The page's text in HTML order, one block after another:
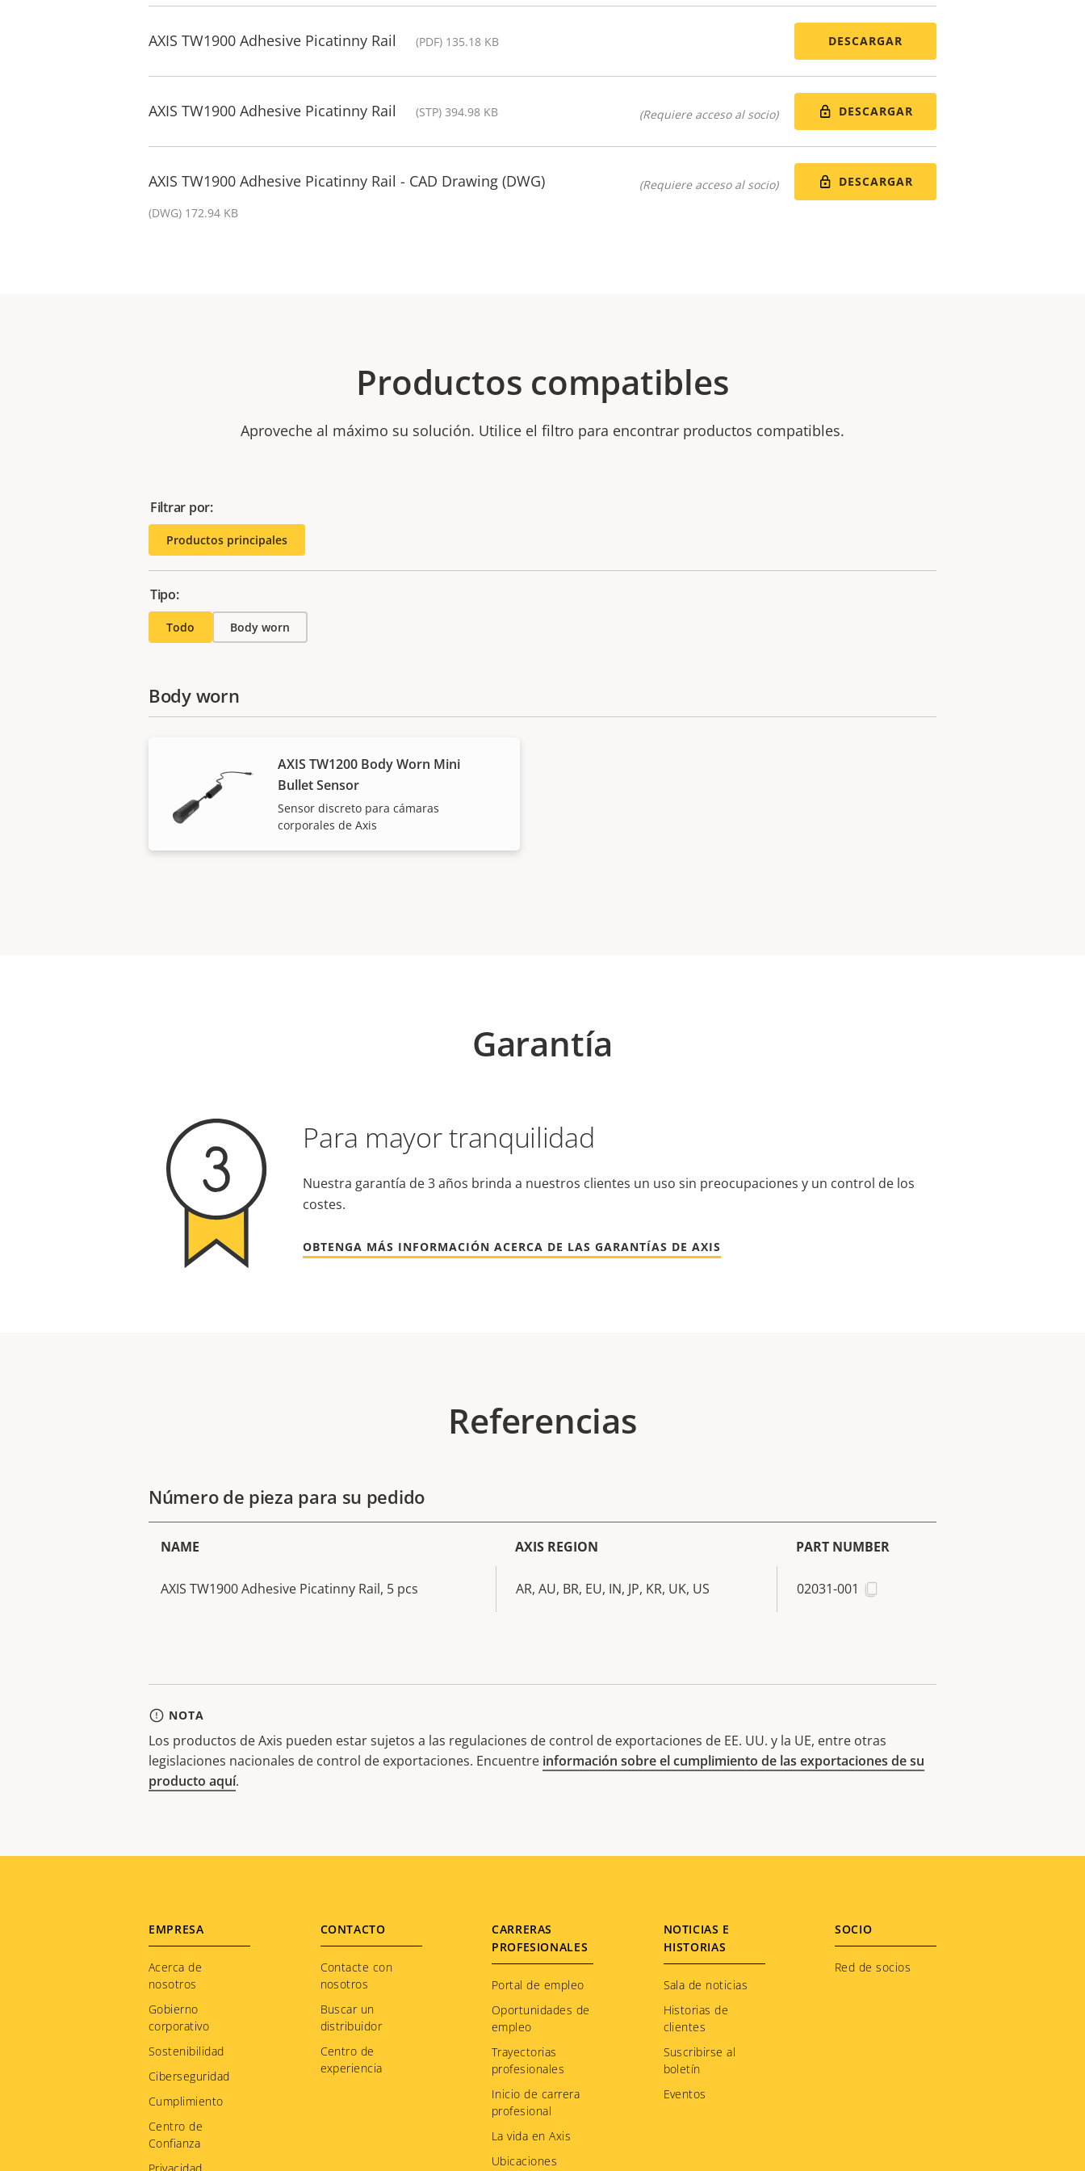
AXIS TW1900 Adhesive Picatinny Rail (PDF) 135.18 KB DESCARGAR
AXIS TW1900 Adhesive Picatinny Rail (STP) 394.98 KB (Requiere acceso al socio) DESCARGAR
AXIS TW1900 Adhesive Picatinny Rail - CAD Drawing (DWG)
(DWG) 172.94 KB
(Requiere acceso al socio) DESCARGAR
Productos compatibles
Aproveche al máximo su solución. Utilice el filtro para encontrar productos compatibles.
Filtrar por:
Productos principales
Tipo:
Todo Body worn
Body worn
AXIS TW1200 Body Worn Mini
Bullet Sensor
Sensor discreto para cámaras
corporales de Axis
Garantía
Para mayor tranquilidad
Nuestra garantía de 3 años brinda a nuestros clientes un uso sin preocupaciones y un control de los
costes.
OBTENGA MÁS INFORMACIÓN ACERCA DE LAS GARANTÍAS DE AXIS
Referencias
Número de pieza para su pedido
NAME AXIS REGION PART NUMBER
AXIS TW1900 Adhesive Picatinny Rail, 5 pcs AR, AU, BR, EU, IN, JP, KR, UK, US 02031-001
NOTA
Los productos de Axis pueden estar sujetos a las regulaciones de control de exportaciones de EE. UU. y la UE, entre otras
legislaciones nacionales de control de exportaciones. Encuentre información sobre el cumplimiento de las exportaciones de su
producto aquí.
Footer
menu
EMPRESA
Acerca de
nosotros
Gobierno
corporativo
Sostenibilidad
Ciberseguridad
Cumplimiento
Centro de
Confianza
CONTACTO
Contacte con
nosotros
Buscar un
distribuidor
Centro de
experiencia
CARRERAS
PROFESIONALES
Portal de empleo
Oportunidades de
empleo
Trayectorias
profesionales
Inicio de carrera
profesional
La vida en Axis
Ubicaciones
NOTICIAS E
HISTORIAS
Sala de noticias
Historias de
clientes
Suscribirse al
boletín
Eventos
SOCIO
Red de socios